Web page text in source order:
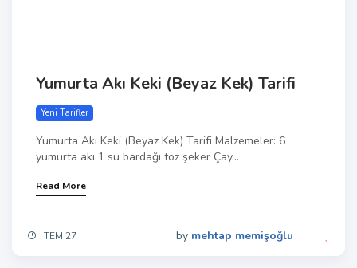
Yumurta Akı Keki (Beyaz Kek) Tarifi
Yeni Tarifler
Yumurta Akı Keki (Beyaz Kek) Tarifi Malzemeler: 6
yumurta akı 1 su bardağı toz şeker Çay...
Read More
TEM 27 by mehtap memişoğlu